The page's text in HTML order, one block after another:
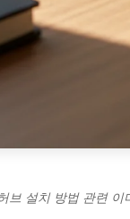
브 설치 방법 관련 이